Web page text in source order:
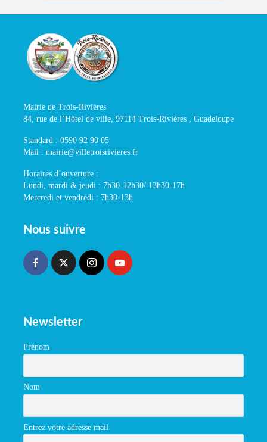
Mairie de Trois-Rivières
84, rue de l’Hôtel de ville, 97114 Trois-Rivières , Guadeloupe
Standard : 0590 92 90 05
Mail : mairie@villetroisrivieres.fr
Horaires d’ouverture :
Lundi, mardi & jeudi : 7h30-12h30/ 13h30-17h
Mercredi et vendredi : 7h30-13h
Nous suivre
Newsletter
Prénom
Nom
Entrez votre adresse mail